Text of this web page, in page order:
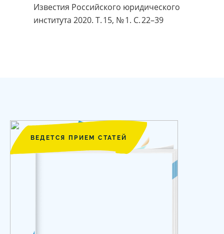
Известия Российского юридического
института 2020. Т. 15, № 1. С. 22–39
ВЕДЕТСЯ ПРИЕМ СТАТЕЙ